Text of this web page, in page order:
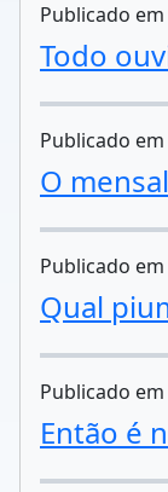
Publicado
Todo
Publicado
O
Publicado
Qual
Publicado
Então é